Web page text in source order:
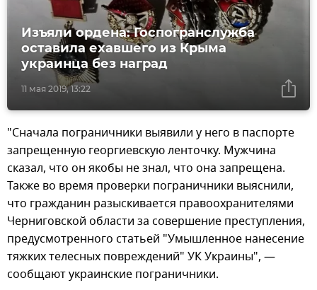
11 мая 2019, 13:22
Изъяли ордена: Госпогранслужба
оставила ехавшего из Крыма
украинца без наград
"Сначала пограничники выявили у него в паспорте
запрещенную георгиевскую ленточку. Мужчина
сказал, что он якобы не знал, что она запрещена.
Также во время проверки пограничники выяснили,
что гражданин разыскивается правоохранителями
Черниговской области за совершение преступления,
предусмотренного статьей "Умышленное нанесение
тяжких телесных повреждений" УК Украины", —
сообщают украинские пограничники.